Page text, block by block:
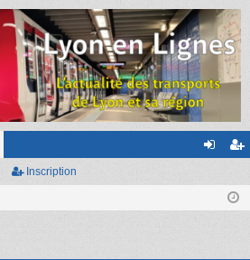
cri
Inscription